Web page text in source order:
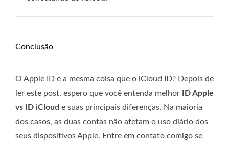
Conclusão
O Apple ID é a mesma coisa que o iCloud ID? Depois de
ler este post, espero que você entenda melhor
ID Apple
vs ID iCloud e suas principais diferenças. Na maioria
dos casos, as duas contas não afetam o uso diário dos
seus dispositivos Apple. Entre em contato comigo se